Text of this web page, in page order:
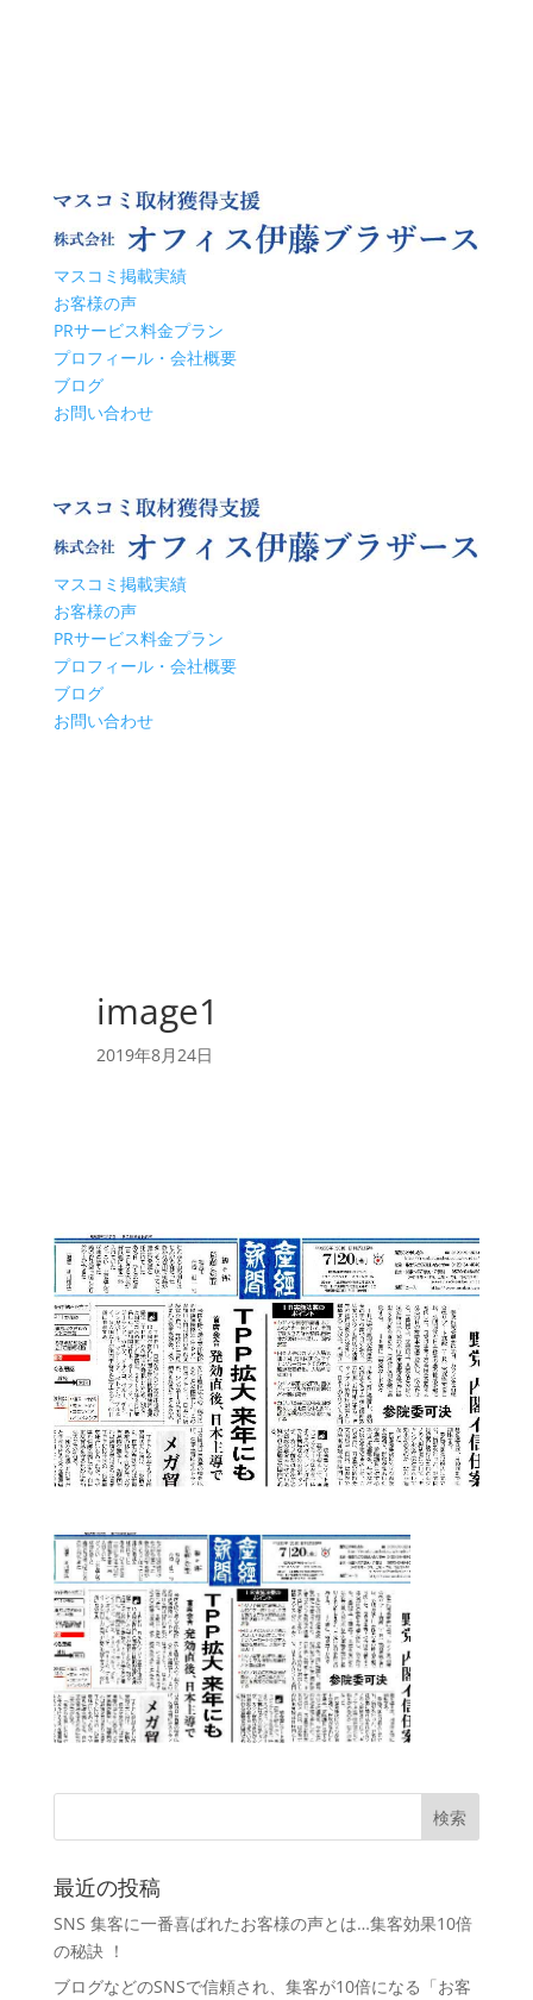
マスコミ掲載実績
お客様の声
PRサービス料金プラン
プロフィール・会社概要
ブログ
お問い合わせ
マスコミ掲載実績
お客様の声
PRサービス料金プラン
プロフィール・会社概要
ブログ
お問い合わせ
image1
2019年8月24日
最近の投稿
SNS 集客に一番喜ばれたお客様の声とは…集客効果10倍
の秘訣 ！
ブログなどのSNSで信頼され、集客が10倍になる「お客